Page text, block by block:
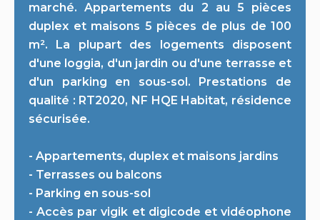
marché. Appartements du 2 au 5 pièces
duplex et maisons 5 pièces de plus de 100
m². La plupart des logements disposent
d'une loggia, d'un jardin ou d'une terrasse et
d'un parking en sous-sol. Prestations de
qualité : RT2020, NF HQE Habitat, résidence
sécurisée.
- Appartements, duplex et maisons jardins
- Terrasses ou balcons
- Parking en sous-sol
- Accès par vigik et digicode et vidéophone